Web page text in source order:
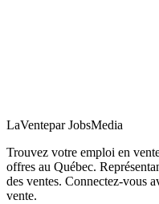
LaVentepar JobsMedia
Trouvez votre emploi en
offres au Québec.
des ventes. Connectez-vous
vente.